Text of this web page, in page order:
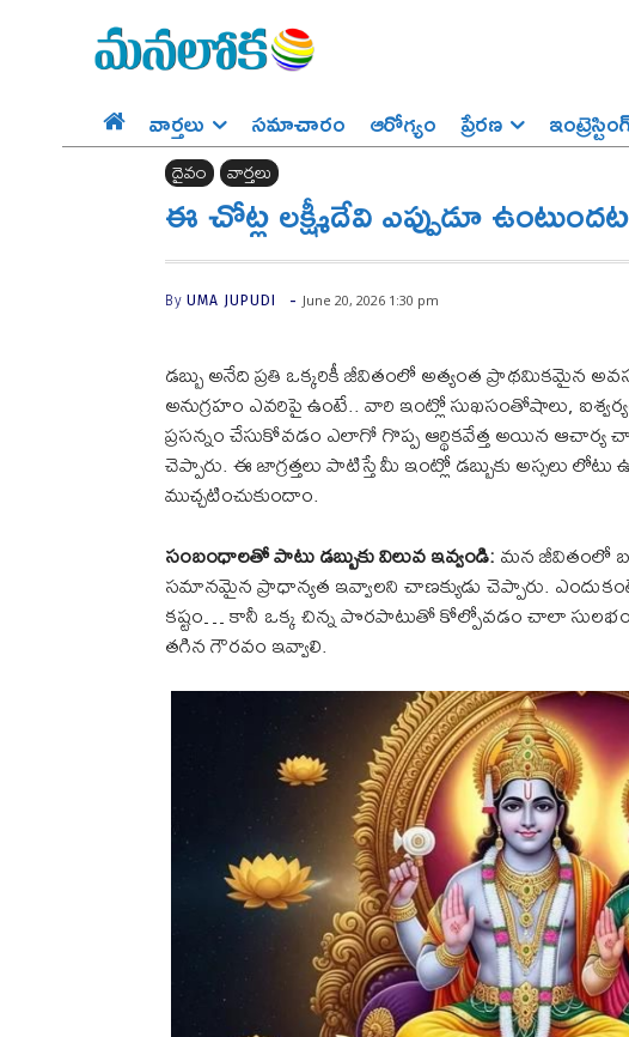
వార్తలు సమాచారం ఆరోగ్యం ప్రేర‌ణ‌
దైవం వార్తలు
ఈ చోట్ల లక్ష్మీదేవి ఎప్పుడూ
By UMA JUPUDI - June 20, 2026 1:30 pm
డబ్బు అనేది ప్రతి ఒక్కరికీ జీవితంలో అత్యంత ప్రాథమికమైన
అనుగ్రహం ఎవరిపై ఉంటే.. వారి ఇంట్లో సుఖసంతోషాలు,
ప్రసన్నం చేసుకోవడం ఎలాగో గొప్ప ఆర్థికవేత్త అయిన ఆచార్య
చెప్పారు. ఈ జాగ్రత్తలు పాటిస్తే మీ ఇంట్లో డబ్బుకు అస్సలు
ముచ్చటించుకుందాం.
సంబంధాలతో పాటు డబ్బుకు విలువ ఇవ్వండి:మన జీవితంలో
సమానమైన ప్రాధాన్యత ఇవ్వాలని చాణక్యుడు చెప్పారు.
కష్టం… కానీ ఒక్క చిన్న పొరపాటుతో కోల్పోవడం చాలా
తగిన గౌరవం ఇవ్వాలి.